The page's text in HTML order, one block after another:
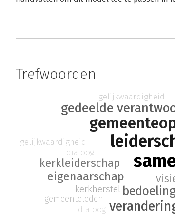
Trefwoorden
gedeelde
eigenaarschap
kerkleiderschap
kerkherstel
dialoog
gelijkwaardigheid
dialoog
gemeenteleden
gelijkwaardigheid